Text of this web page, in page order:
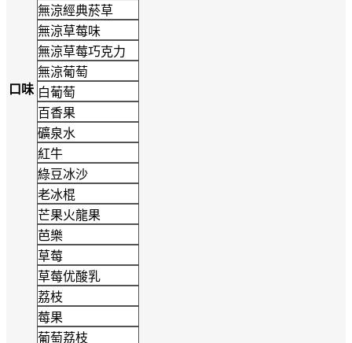
口味
無涼經典菸草
無涼草莓味
無涼草莓巧克力
無涼葡萄
白葡萄
百香果
礦泉水
紅牛
綠豆冰沙
老冰棍
芒果火龍果
芭樂
草莓
草莓优酸乳
荔枝
莓果
葡萄荔枝